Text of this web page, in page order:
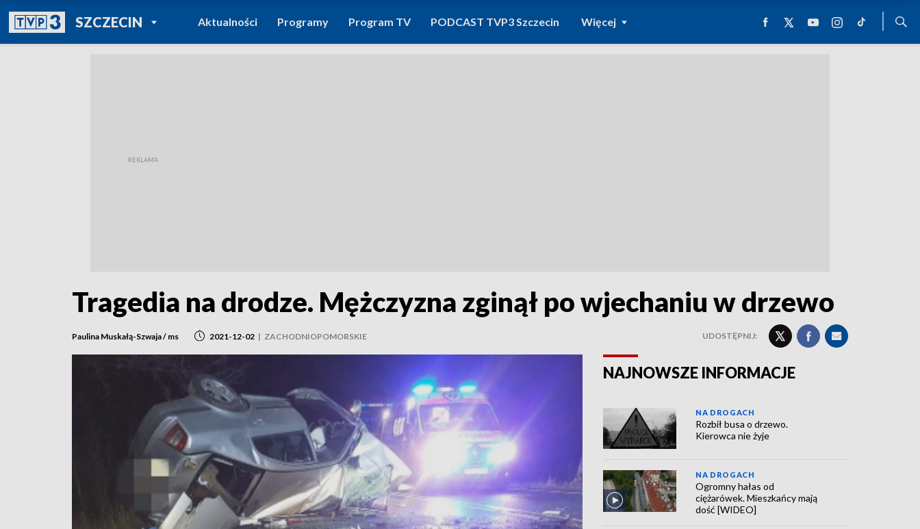
SZCZECINPOWRÓT DO
TVP REGIONY
Aktualności Programy Program TV PODCAST TVP3 Szczecin Więcej
Tragedia na drodze. Mężczyzna zginął po wjechaniu w drzewo
Paulina Muskałą-Szwaja / ms 2021-12-02 | ZACHODNIOPOMORSKIE UDOSTĘPNIJ:
NAJNOWSZE INFORMACJE
NA DROGACH
Rozbił busa o drzewo.
Kierowca nie żyje
NA DROGACH
Ogromny hałas od
ciężarówek. Mieszkańcy mają
dość [WIDEO]